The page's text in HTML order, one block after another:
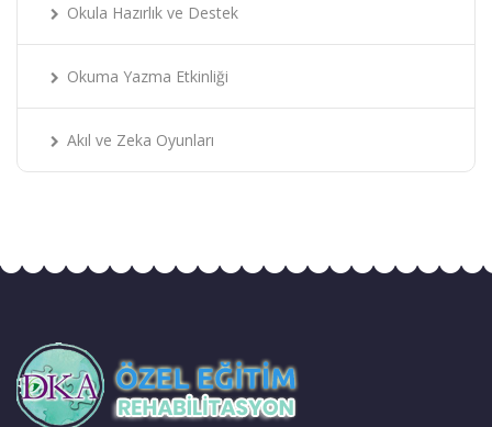
Okula Hazırlık ve Destek
Okuma Yazma Etkinliği
Akıl ve Zeka Oyunları